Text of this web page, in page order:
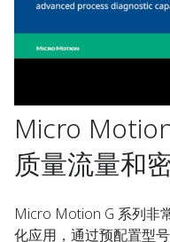
Micro
质量流量和
Micro Motion G 系列非
化应用，通过预配置型